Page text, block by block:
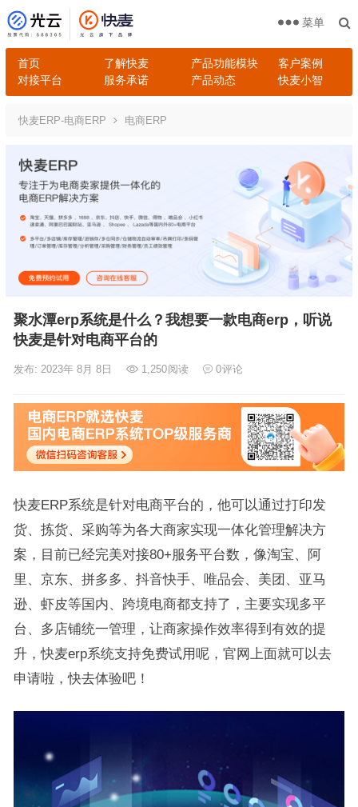
首页 了解快麦 产品功能模块
客户案例
对接平台
服务承诺 产品动态 快麦小智
菜单
快麦ERP-电商ERP 电商ERP
聚水潭erp系统是什么？我想要一款电商erp，听说
快麦是针对电商平台的
发布: 2023年 8月 8日 1,250阅读 0评论
快麦ERP系统是针对电商平台的，他可以通过打印发
货、拣货、采购等为各大商家实现一体化管理解决方
案，目前已经完美对接80+服务平台数，像淘宝、阿
里、京东、拼多多、抖音快手、唯品会、美团、亚马
逊、虾皮等国内、跨境电商都支持了，主要实现多平
台、多店铺统一管理，让商家操作效率得到有效的提
升，快麦erp系统支持免费试用呢，官网上面就可以去
申请啦，快去体验吧！